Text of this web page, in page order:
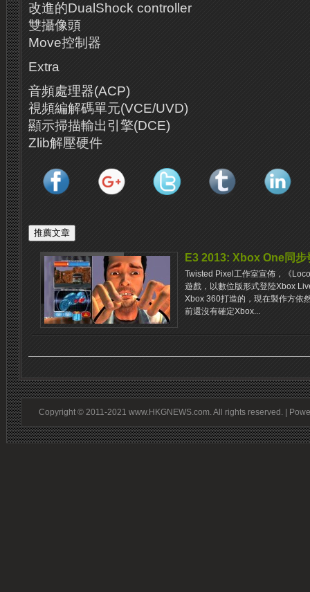
改進的DualShock controller
雙攝像頭
Move控制器
Extra
音頻處理器(ACP)
視頻編解碼單元(VCE/UVD)
顯示掃描輸出引擎(DCE)
Zlib解壓硬件
E3 2013: Xbox One同
Twisted Pixel工作室宣佈，《
遊戲，以數位版形式登陸Xbox
Xbox 360打造的，現在製作方依
前還沒有確定Xbox...
Copyright © 2011-2021 www.HKGNEWS.com. All rights reserved. |